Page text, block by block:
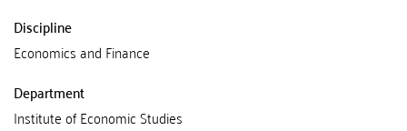
Discipline
Economics and Finance
Department
Institute of Economic Studies